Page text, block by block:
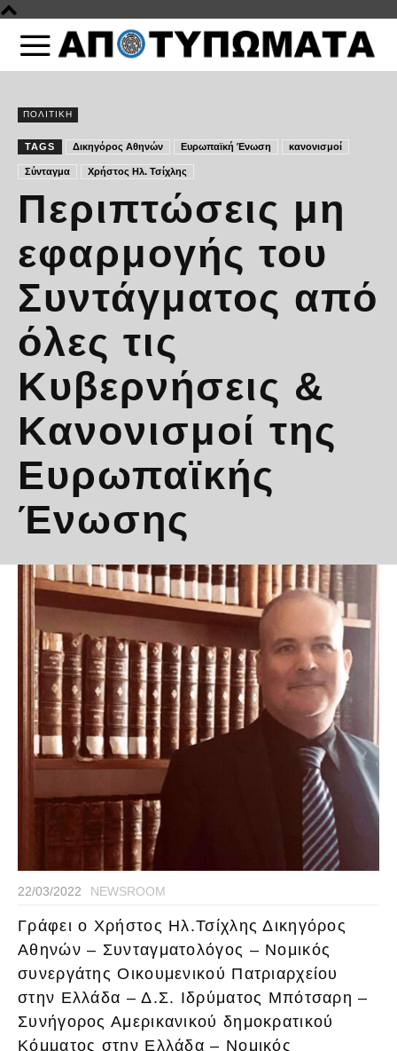
ΠΟΛΙΤΙΚΗ
TAGS Δικηγόρος Αθηνών Ευρωπαϊκή Ένωση κανονισμοί
Σύνταγμα Χρήστος Ηλ. Τσίχλης
Περιπτώσεις μη
εφαρμογής του
Συντάγματος από
όλες τις
Κυβερνήσεις &
Κανονισμοί της
Ευρωπαϊκής
Ένωσης
22/03/2022 NEWSROOM
Γράφει ο Χρήστος Ηλ.Τσίχλης Δικηγόρος
Αθηνών – Συνταγματολόγος – Νομικός
συνεργάτης Οικουμενικού Πατριαρχείου
στην Ελλάδα – Δ.Σ. Ιδρύματος Μπότσαρη –
Συνήγορος Αμερικανικού δημοκρατικού
Κόμματος στην Ελλάδα – Νομικός